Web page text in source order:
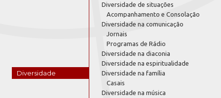
Diversidade
Diversidade de situações
Acompanhamento e Consolação
Diversidade na comunicação
Jornais
Programas de Rádio
Diversidade na diaconia
Diversidade na espiritualidade
Diversidade na família
Casais
Diversidade na música